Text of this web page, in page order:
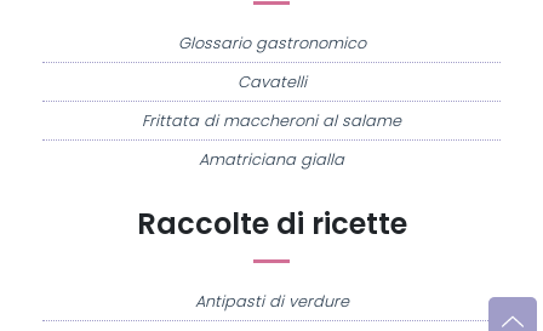
Raccolte di ricette
Antipasti di verdure
Glossario gastronomico
Cavatelli
Frittata di maccheroni al salame
Amatriciana gialla